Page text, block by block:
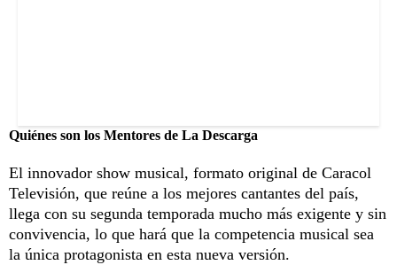
Quiénes son los Mentores de La Descarga
El innovador show musical, formato original de Caracol
Televisión, que reúne a los mejores cantantes del país,
llega con su segunda temporada mucho más exigente y sin
convivencia, lo que hará que la competencia musical sea
la única protagonista en esta nueva versión.